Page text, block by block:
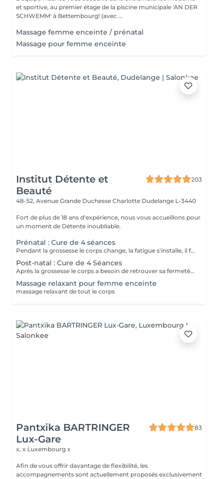
et sportive, au premier étage de la piscine municipale 'AN DER
SCHWEMM' à Bettembourg! (avec ...
Massage femme enceinte / prénatal
Massage pour femme enceinte
Institut Détente et
Beauté
203
48-52, Avenue Grande Duchesse Charlotte Dudelange L-3440
Fort de plus de 18 ans d'expérience, nous vous accueillons pour
un moment de Détente inoubliable.
Prénatal : Cure de 4 séances
Pendant la grossesse le corps change, la fatigue s'installe, il faut donc apporter à la peau tous les minéraux et les actifs qui vont aider à garder toute sa souplesse. Les différentes algues vont permettre un meilleur drainage et les massages appropriés à la future maman vont l'aider à se détendre. CURE DE 4 SEANCES à 216
Post-natal : Cure de 4 Séances
Après la grossesse le corps a besoin de retrouver sa fermeté et son tonus, pour cela, il est donc essentiel de remodeler sa silhouette grâce aux différents enveloppements et techniques manuelles spécifiques.
Massage relaxant pour femme enceinte
massage relaxant de tout le corps
Pantxika BARTRINGER
Lux-Gare
83
x, x Luxembourg x
Afin de vous offrir davantage de flexibilité, les
accompagnements sont actuellement proposés exclusivement